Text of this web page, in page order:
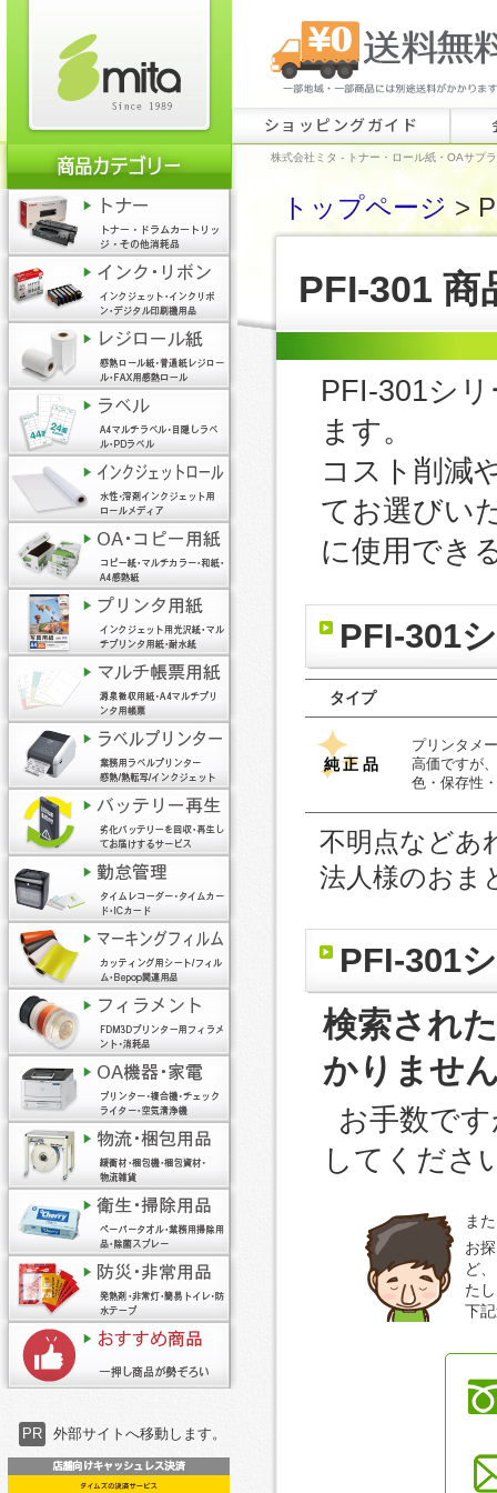
PR 外部サイトへ移動します。
ショッピングガイド
株式会社ミタ - トナー・ロール紙・OAサプ
トップページ>
PFI-301 商
PFI-301シ
ます。
コスト削減
てお選びい
に使用でき
PFI-301
タイプ
純正品
プリンタメ
高価ですが
色・保存性
不明点などあ
法人様のおま
PFI-301
検索され
かりませ
お手数で
してくださ
ま
お
ど
た
下